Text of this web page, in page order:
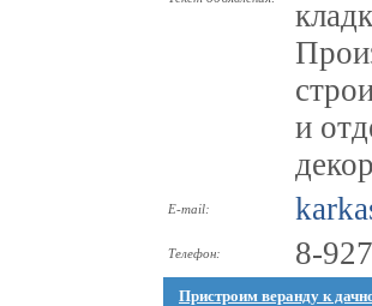
и
E-mail:
Телефон: 8-
Пристроим веранду к